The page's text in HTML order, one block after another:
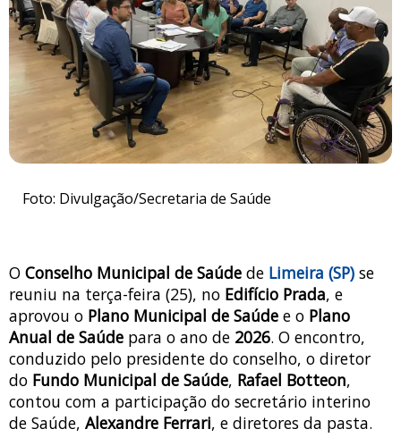
Foto: Divulgação/Secretaria de Saúde
O Conselho Municipal de Saúde de Limeira (SP) se
reuniu na terça-feira (25), no Edifício Prada, e
aprovou o Plano Municipal de Saúde e o Plano
Anual de Saúde para o ano de 2026. O encontro,
conduzido pelo presidente do conselho, o diretor
do Fundo Municipal de Saúde, Rafael Botteon,
contou com a participação do secretário interino
de Saúde, Alexandre Ferrari, e diretores da pasta.